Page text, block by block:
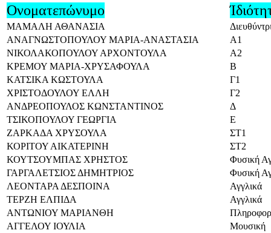
Ονοματεπώνυμο
ΜΑΜΑΛΗ ΑΘΑΝΑΣΙΑ
ΑΝΑΓΝΩΣΤΟΠΟΥΛΟΥ ΜΑΡΙΑ-ΑΝΑΣΤΑΣΙΑ
Α1
ΝΙΚΟΛΑΚΟΠΟΥΛΟΥ ΑΡΧΟΝΤΟΥΛΑ
Α2
ΚΡΕΜΟΥ ΜΑΡΙΑ-ΧΡΥΣΑΦΟΥΛΑ
Β
ΚΑΤΣΙΚΑ ΚΩΣΤΟΥΛΑ
Γ1
ΧΡΙΣΤΟΔΟΥΛΟΥ ΕΛΛΗ
Γ2
ΑΝΔΡΕΟΠΟΥΛΟΣ ΚΩΝΣΤΑΝΤΙΝΟΣ
Δ
ΤΣΙΚΟΠΟΥΛΟΥ ΓΕΩΡΓΙΑ
Ε
ΖΑΡΚΑΔΑ ΧΡΥΣΟΥΛΑ
ΣΤ1
ΚΟΡΙΤΟΥ ΑΙΚΑΤΕΡΙΝΗ
ΣΤ2
ΚΟΥΤΣΟΥΜΠΑΣ ΧΡΗΣΤΟΣ
Φυσική
ΓΑΡΓΑΛΕΤΣΙΟΣ ΔΗΜΗΤΡΙΟΣ
Φυσική
ΛΕΟΝΤΑΡΑ ΔΕΣΠΟΙΝΑ
Αγγλικά
ΤΕΡΖΗ ΕΛΠΙΔΑ
Αγγλικά
ΑΝΤΩΝΙΟΥ ΜΑΡΙΑΝΘΗ
ΑΓΓΕΛΟΥ ΙΟΥΛΙΑ
Μουσική